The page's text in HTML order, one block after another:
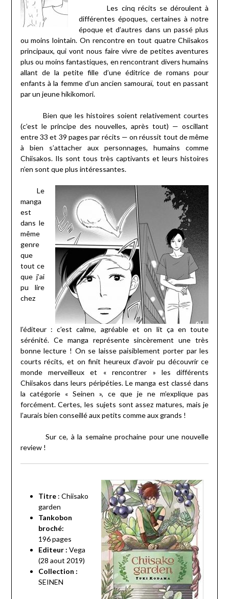
Les cinq récits se déroulent à
différentes époques, certaines à notre
époque et d’autres dans un passé plus
ou moins lointain. On rencontre en tout quatre Chiisakos
principaux, qui vont nous faire vivre de petites aventures
plus ou moins fantastiques, en rencontrant divers humains
allant de la petite fille d’une éditrice de romans pour
enfants à la femme d’un ancien samouraï, tout en passant
par un jeune hikikomori.
Bien que les histoires soient relativement courtes
(c’est le principe des nouvelles, après tout) — oscillant
entre 33 et 39 pages par récits — on réussit tout de même
à bien s’attacher aux personnages, humains comme
Chiisakos. Ils sont tous très captivants et leurs histoires
n’en sont que plus intéressantes.
Le
manga
est
dans le
même
genre
que
tout ce
que j’ai
pu lire
chez
l’éditeur : c’est calme, agréable et on lit ça en toute
sérénité. Ce manga représente sincèrement une très
bonne lecture ! On se laisse paisiblement porter par les
courts récits, et on finit heureux d’avoir pu découvrir ce
monde merveilleux et « rencontrer » les différents
Chiisakos dans leurs péripéties. Le manga est classé dans
la catégorie « Seinen », ce que je ne m’explique pas
forcément. Certes, les sujets sont assez matures, mais je
l’aurais bien conseillé aux petits comme aux grands !
Sur ce, à la semaine prochaine pour une nouvelle
review !
Titre: Chiisako
garden
Tankobon
broché:
196pages
Editeur : Vega
(28 aout 2019)
Collection :
SEINEN